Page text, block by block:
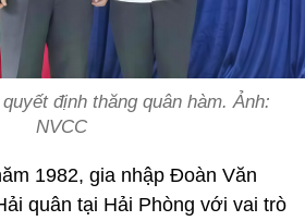
định thăng quân hàm. Ảnh:
NVCC
1982, gia nhập Đoàn Văn
quân tại Hải Phòng với vai trò